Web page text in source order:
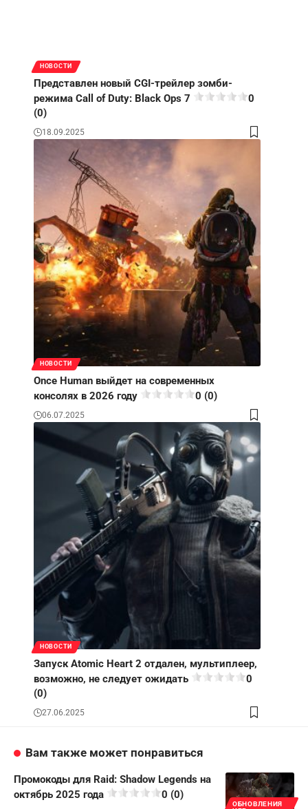
НОВОСТИ
Представлен новый CGI-трейлер зомби-
режима Call of Duty: Black Ops 7
0
(0)
18.09.2025
НОВОСТИ
Once Human выйдет на современных
консолях в 2026 году
0 (0)
06.07.2025
НОВОСТИ
Запуск Atomic Heart 2 отдален, мультиплеер,
возможно, не следует ожидать
0
(0)
27.06.2025
Вам также может понравиться
ОБНОВЛЕНИЯ
Промокоды для Raid: Shadow Legends на
октябрь 2025 года
0 (0)